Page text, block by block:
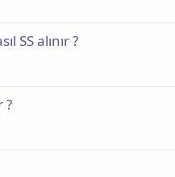
SS alınır ?
?